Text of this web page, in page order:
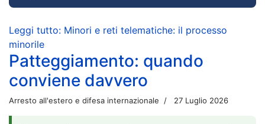
Leggi tutto: Minori e reti telematiche: il processo
minorile
Patteggiamento: quando
conviene davvero
Arresto all'estero e difesa internazionale 27 Luglio 2026